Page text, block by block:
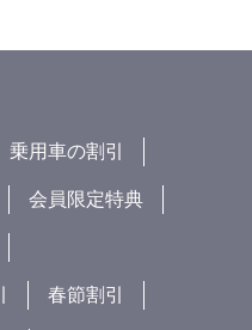
乗用車の割引
会員限定特典
春節割引